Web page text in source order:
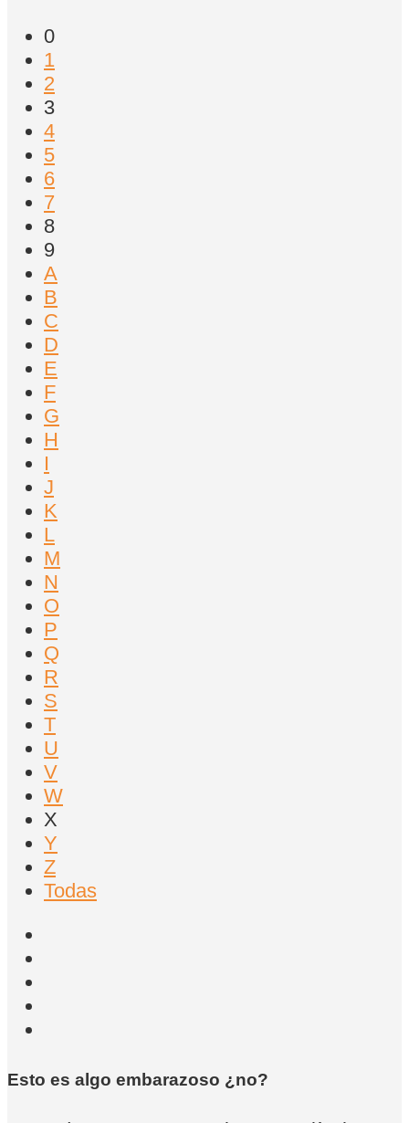
0
1
2
3
4
5
6
7
8
9
A
B
C
D
E
F
G
H
I
J
K
L
M
N
O
P
Q
R
S
T
U
V
W
X
Y
Z
Todas
Esto es algo embarazoso ¿no?